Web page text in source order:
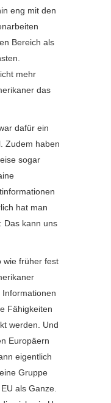
eng mit den
Bereich als
mehr
das
dafür ein
Zudem haben
sogar
hat man
Das kann uns
wie früher fest
Fähigkeiten
werden. Und
Europäern
eigentlich
Gruppe
als Ganze.